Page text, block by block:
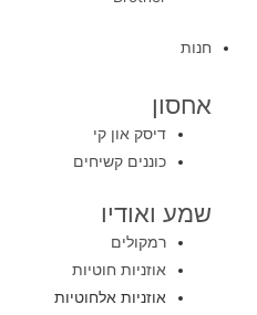
חנות
אחסון
דיסק און קי
כוננים קשיחים
שמע ואודיו
רמקולים
אוזניות חוטיות
אוזניות אלחוטיות